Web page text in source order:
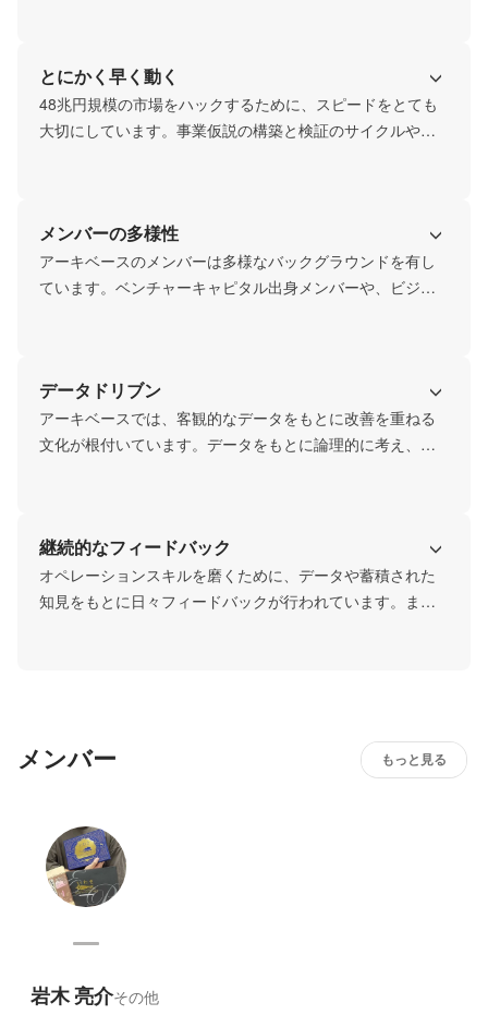
とにかく早く動く
48兆円規模の市場をハックするために、スピードをとても
大切にしています。事業仮説の構築と検証のサイクルや、
メンバーの多様性
アーキベースのメンバーは多様なバックグラウンドを有し
ています。ベンチャーキャピタル出身メンバーや、ビジネ
経験を有するメンバーが、日々議論を重ねています。
データドリブン
アーキベースでは、客観的なデータをもとに改善を重ねる
文化が根付いています。データをもとに論理的に考え、論
継続的なフィードバック
オペレーションスキルを磨くために、データや蓄積された
知見をもとに日々フィードバックが行われています。ま
メンバー もっと見る
岩木 亮介その他